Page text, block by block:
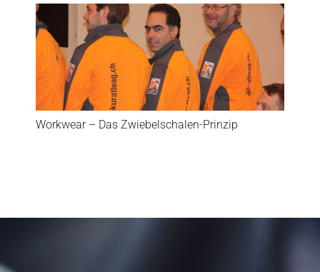
Workwear – Das Zwiebelschalen-Prinzip